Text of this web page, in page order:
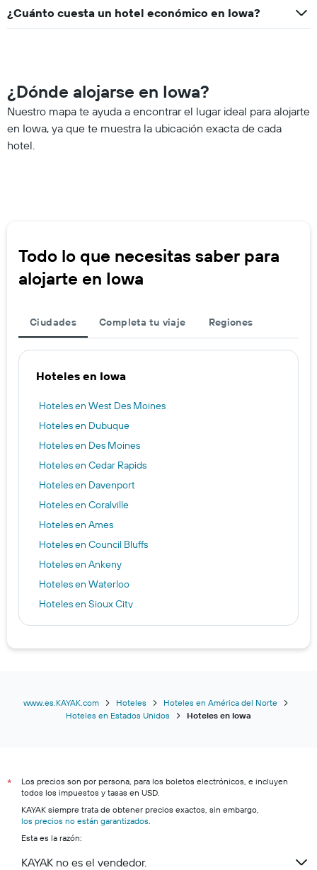
¿Cuánto cuesta un hotel económico en Iowa?
¿Dónde alojarse en Iowa?
Nuestro mapa te ayuda a encontrar el lugar ideal para alojarte
en Iowa, ya que te muestra la ubicación exacta de cada
hotel.
Todo lo que necesitas saber para
alojarte en Iowa
Ciudades Completa tu viaje Regiones
Hoteles en Iowa
Hoteles en West Des Moines
Hoteles en Dubuque
Hoteles en Des Moines
Hoteles en Cedar Rapids
Hoteles en Davenport
Hoteles en Coralville
Hoteles en Ames
Hoteles en Council Bluffs
Hoteles en Ankeny
Hoteles en Waterloo
Hoteles en Sioux City
www.es.KAYAK.com Hoteles
Hoteles en América del Norte
Hoteles en Estados Unidos
Hoteles en Iowa
*
Los precios son por persona, para los boletos electrónicos, e incluyen
todos los impuestos y tasas en USD.
KAYAK siempre trata de obtener precios exactos, sin embargo,
los precios no están garantizados.
Esta es la razón:
KAYAK no es el vendedor.